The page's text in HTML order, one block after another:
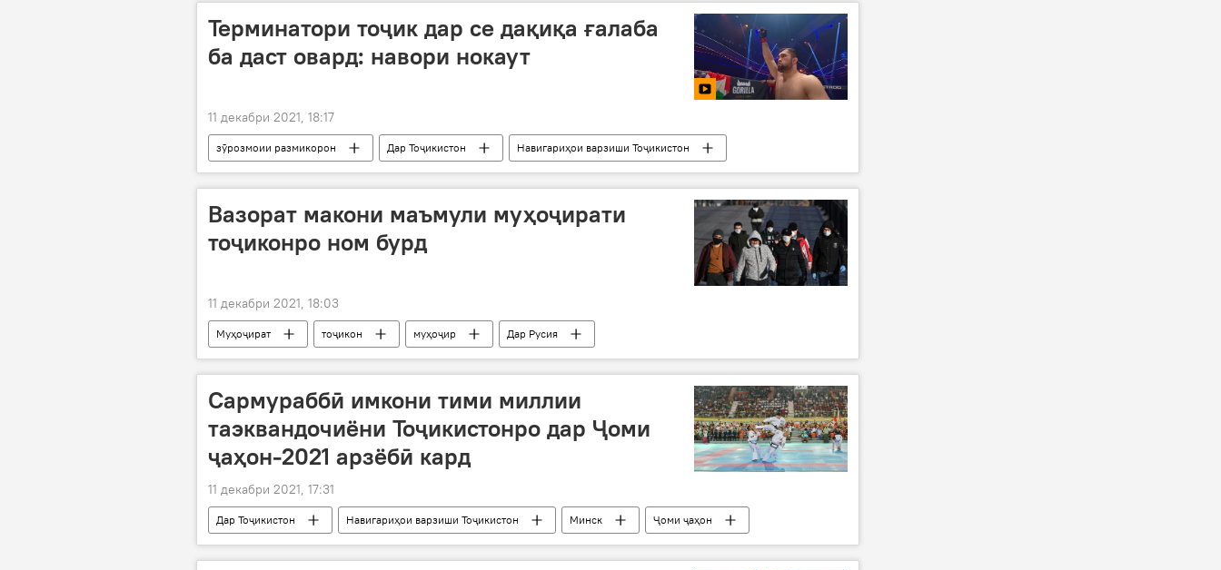
Терминатори тоҷик дар се дақиқа ғалаба
ба даст овард: навори нокаут
11 декабри 2021, 18:17
зӯрозмоии размикорон Дар Тоҷикистон
Навигариҳои варзиши Тоҷикистон
ММА
Вазорат макони маъмули муҳоҷирати
тоҷиконро ном бурд
11 декабри 2021, 18:03
Муҳоҷират тоҷикон муҳоҷир Дар Русия
Сармураббӣ имкони тими миллии
таэквандочиёни Тоҷикистонро дар Ҷоми
ҷаҳон-2021 арзёбӣ кард
11 декабри 2021, 17:31
Дар Тоҷикистон Навигариҳои варзиши Тоҷикистон Минск Ҷоми ҷаҳон